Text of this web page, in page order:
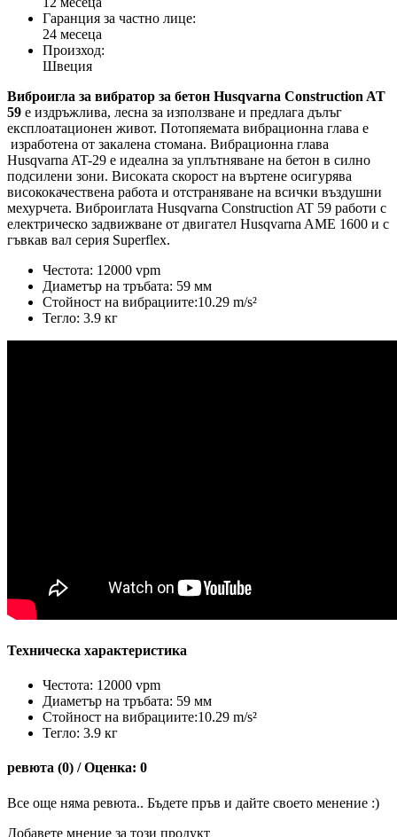
Гаранция за частно лице:
24 месеца
Произход:
Швеция
Виброигла за вибратор за бетон Husqvarna Construction AT
59 e издръжливa, леснa за използване и предлага дълъг
експлоатационен живот. Потопяемата вибрационна глава е
изработена от закалена стомана. Вибрационна глава
Husqvarna AT-29 е идеална за уплътняване на бетон в силно
подсилени зони. Високата скорост на въртене осигурява
висококачествена работа и отстраняване на всички въздушни
мехурчета. Виброиглата Husqvarna Construction AT 59 работи с
електрическо задвижване от двигател Husqvarna AME 1600 и с
гъвкав вал серия Superflex.
Честота: 12000 vpm
Диаметър на тръбата: 59 мм
Стойност на вибрациите:10.29 m/s²
Тегло: 3.9 кг
Техническа характеристика
Честота: 12000 vpm
Диаметър на тръбата: 59 мм
Стойност на вибрациите:10.29 m/s²
Тегло: 3.9 кг
ревюта (0) / Оценка: 0
Все още няма ревюта.. Бъдете пръв и дайте своето менение :)
Добавете мнение за този продукт